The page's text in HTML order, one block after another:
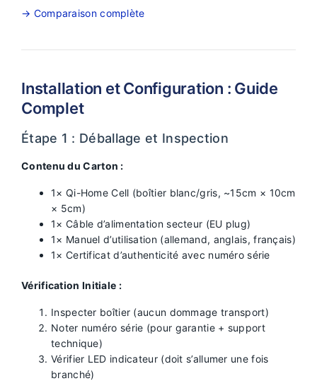
→ Comparaison complète
Installation et Configuration : Guide
Complet
Étape 1 : Déballage et Inspection
Contenu du Carton :
1× Qi-Home Cell (boîtier blanc/gris, ~15cm × 10cm
× 5cm)
1× Câble d’alimentation secteur (EU plug)
1× Manuel d’utilisation (allemand, anglais, français)
1× Certificat d’authenticité avec numéro série
Vérification Initiale :
Inspecter boîtier (aucun dommage transport)
Noter numéro série (pour garantie + support
technique)
Vérifier LED indicateur (doit s’allumer une fois
branché)